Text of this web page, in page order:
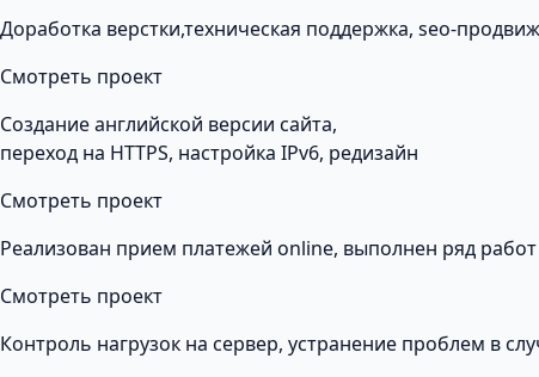
Доработка верстки,техническая поддержка, seo-
Смотреть проект
Создание английской версии сайта,
переход на HTTPS, настройка IPv6, редизайн
Смотреть проект
Реализован прием платежей online, выполнен ряд
Смотреть проект
Контроль нагрузок на сервер, устранение проблем в